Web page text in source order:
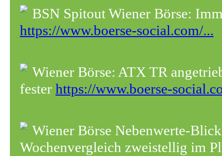
BSN Spitout Wiener Börse:
https://www.boerse-social.com/...
Wiener Börse: ATX TR
fester https://www.boerse-
Wiener Börse Nebenwerte-
Wochenvergleich zweistellig im